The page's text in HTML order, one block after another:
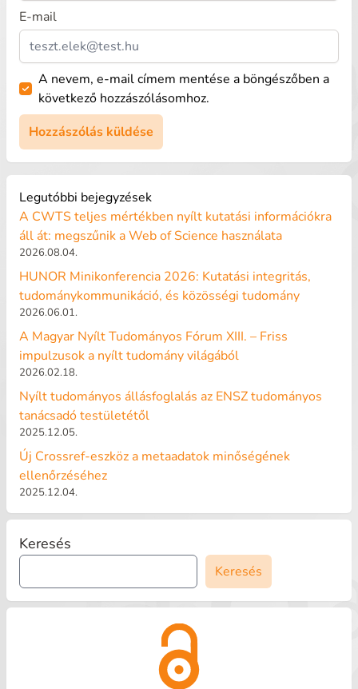
E-mail
A nevem, e-mail címem mentése a böngészőben a
következő hozzászólásomhoz.
Legutóbbi bejegyzések
A CWTS teljes mértékben nyílt kutatási információkra
áll át: megszűnik a Web of Science használata
2026.08.04.
HUNOR Minikonferencia 2026: Kutatási integritás,
tudománykommunikáció, és közösségi tudomány
2026.06.01.
A Magyar Nyílt Tudományos Fórum XIII. – Friss
impulzusok a nyílt tudomány világából
2026.02.18.
Nyílt tudományos állásfoglalás az ENSZ tudományos
tanácsadó testületétől
2025.12.05.
Új Crossref-eszköz a metaadatok minőségének
ellenőrzéséhez
2025.12.04.
Keresés
Keresés